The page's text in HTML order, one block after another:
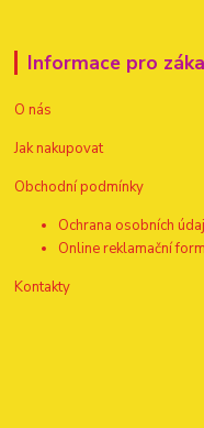
Informace pro
O nás
Jak nakupovat
Obchodní podmínky
Ochrana osobních
Online reklamační
Kontakty